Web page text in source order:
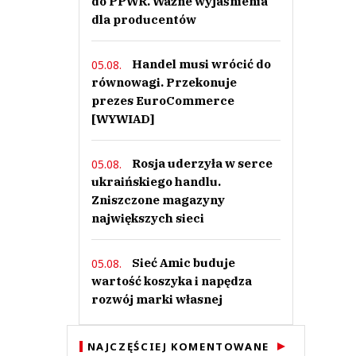
dla producentów
05.08.
Handel musi wrócić do
równowagi. Przekonuje
prezes EuroCommerce
[WYWIAD]
05.08.
Rosja uderzyła w serce
ukraińskiego handlu.
Zniszczone magazyny
największych sieci
05.08.
Sieć Amic buduje
wartość koszyka i napędza
rozwój marki własnej
NAJCZĘŚCIEJ KOMENTOWANE